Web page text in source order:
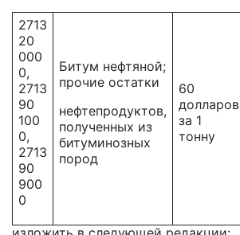
2713
20
000
0,
2713
90
100
0,
2713
90
900
0
Битум нефтяной;
прочие остатки
нефтепродуктов,
полученных из
битуминозных
пород
60
долларов
за 1
тонну